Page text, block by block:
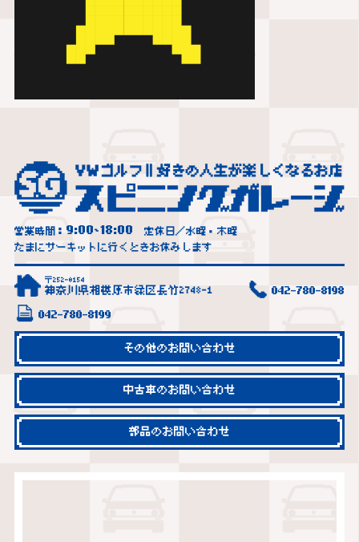
営業時間： 9:00~18:00
定休日／水曜・木曜
たまにサーキットに行くときお休みします
〒252-0154
神奈川県相模原市緑区長竹2748-1 042-780-8198
042-780-8199
その他のお問い合わせ
中古車のお問い合わせ
部品のお問い合わせ